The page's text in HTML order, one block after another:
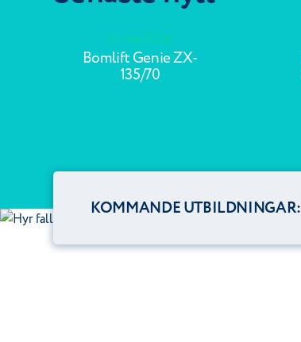
21 maj 2026
Bomlift Genie ZX-
135/70
KOMMANDE UTBILDNINGAR:
datum efter förfrågan » Ring oss, datum efter förfrågan